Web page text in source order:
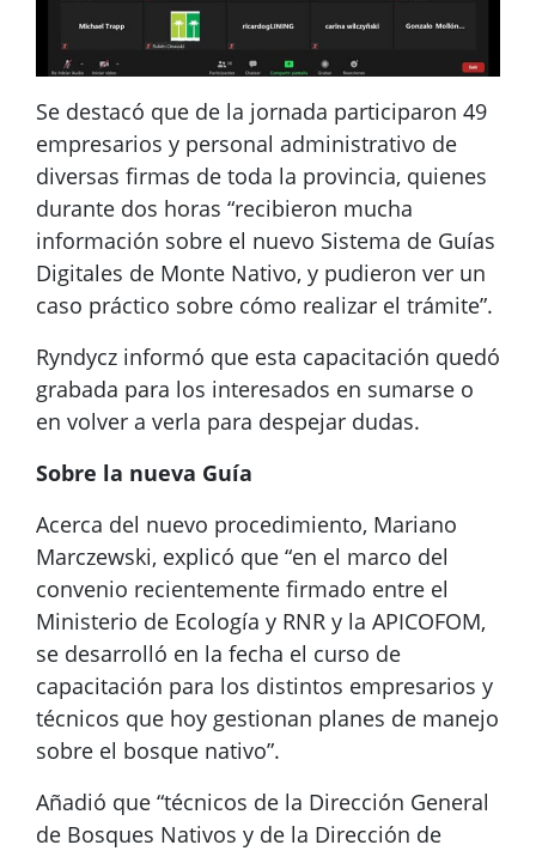
Se destacó que de la jornada participaron 49
empresarios y personal administrativo de
diversas firmas de toda la provincia, quienes
durante dos horas “recibieron mucha
información sobre el nuevo Sistema de Guías
Digitales de Monte Nativo, y pudieron ver un
caso práctico sobre cómo realizar el trámite”.
Ryndycz informó que esta capacitación quedó
grabada para los interesados en sumarse o
en volver a verla para despejar dudas.
Sobre la nueva Guía
Acerca del nuevo procedimiento, Mariano
Marczewski, explicó que “en el marco del
convenio recientemente firmado entre el
Ministerio de Ecología y RNR y la APICOFOM,
se desarrolló en la fecha el curso de
capacitación para los distintos empresarios y
técnicos que hoy gestionan planes de manejo
sobre el bosque nativo”.
Añadió que “técnicos de la Dirección General
de Bosques Nativos y de la Dirección de